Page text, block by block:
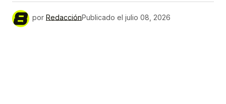
por RedacciónPublicado el julio 08, 2026